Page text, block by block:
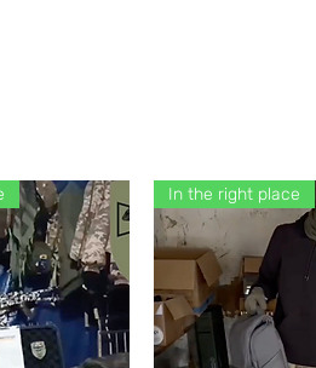
In the right place